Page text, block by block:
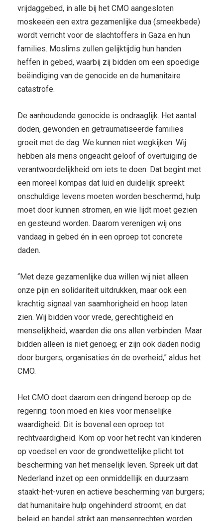
vrijdaggebed, in alle bij het CMO aangesloten
moskeeën een extra gezamenlijke dua (smeekbede)
wordt verricht voor de slachtoffers in Gaza en hun
families. Moslims zullen gelijktijdig hun handen
heffen in gebed, waarbij zij bidden om een spoedige
beëindiging van de genocide en de humanitaire
catastrofe.
De aanhoudende genocide is ondraaglijk. Het aantal
doden, gewonden en getraumatiseerde families
groeit met de dag. We kunnen niet wegkijken. Wij
hebben als mens ongeacht geloof of overtuiging de
verantwoordelijkheid om iets te doen. Dat begint met
een moreel kompas dat luid en duidelijk spreekt:
onschuldige levens moeten worden beschermd, hulp
moet door kunnen stromen, en wie lijdt moet gezien
en gesteund worden. Daarom verenigen wij ons
vandaag in gebed én in een oproep tot concrete
daden.
“Met deze gezamenlijke dua willen wij niet alleen
onze pijn en solidariteit uitdrukken, maar ook een
krachtig signaal van saamhorigheid en hoop laten
zien. Wij bidden voor vrede, gerechtigheid en
menselijkheid, waarden die ons allen verbinden. Maar
bidden alleen is niet genoeg; er zijn ook daden nodig
door burgers, organisaties én de overheid,” aldus het
CMO.
Het CMO doet daarom een dringend beroep op de
regering: toon moed en kies voor menselijke
waardigheid. Dit is bovenal een oproep tot
rechtvaardigheid. Kom op voor het recht van kinderen
op voedsel en voor de grondwettelijke plicht tot
bescherming van het menselijk leven. Spreek uit dat
Nederland inzet op een onmiddellijk en duurzaam
staakt-het-vuren en actieve bescherming van burgers;
dat humanitaire hulp ongehinderd stroomt; en dat
beleid en handel strikt aan mensenrechten worden